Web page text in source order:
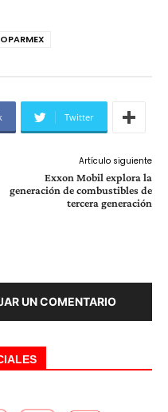
Twitter
Artículo siguiente
Exxon Mobil explora la
generación de combustibles de
tercera generación
UN COMENTARIO